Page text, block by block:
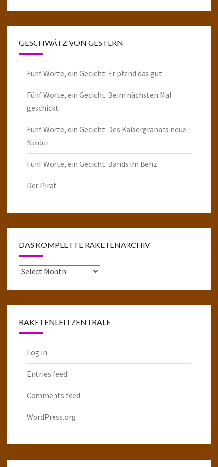
GESCHWÄTZ VON GESTERN
Fünf Worte, ein Gedicht: Er pfand das gut
Fünf Worte, ein Gedicht: Beim nächsten Mal
geschickt
Fünf Worte, ein Gedicht: Des Kaisergranats neue
Neider
Fünf Worte, ein Gedicht: Bands im Benz
Der Pirat
DAS KOMPLETTE RAKETENARCHIV
Das
RAKETENLEITZENTRALE
Log in
Entries feed
Comments feed
WordPress.org